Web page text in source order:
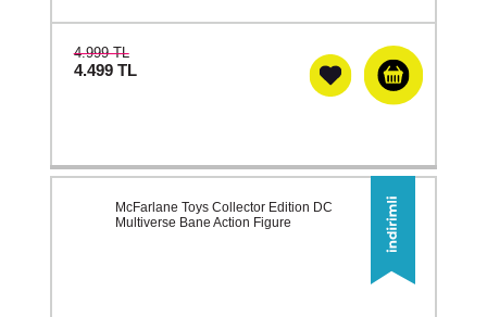
4.999 TL
4.499 TL
McFarlane Toys Collector Edition DC
Multiverse Bane Action Figure